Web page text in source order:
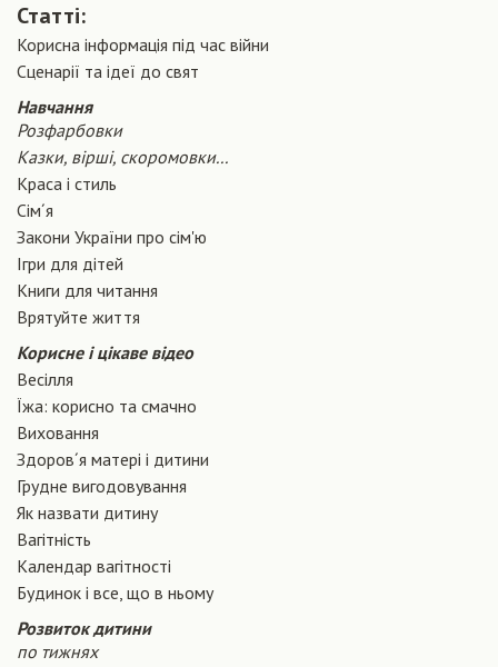
Статті:
Корисна інформація під час війни
Сценарiї та iдеї до свят
Навчання
Розфарбовки
Казки, вірші, скоромовки...
Краса і стиль
Сiм´я
Закони України про сiм'ю
Ігри для дітей
Книги для читання
Врятуйте життя
Корисне і цікаве відео
Весілля
Їжа: корисно та смачно
Виховання
Здоров´я матері і дитини
Грудне вигодовування
Як назвати дитину
Вагiтнiсть
Календар вагітності
Будинок і все, що в ньому
Розвиток дитини
по тижнях